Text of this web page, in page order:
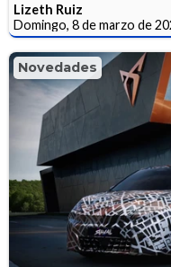
Lizeth Ruiz
Domingo, 8 de marzo de
Novedades